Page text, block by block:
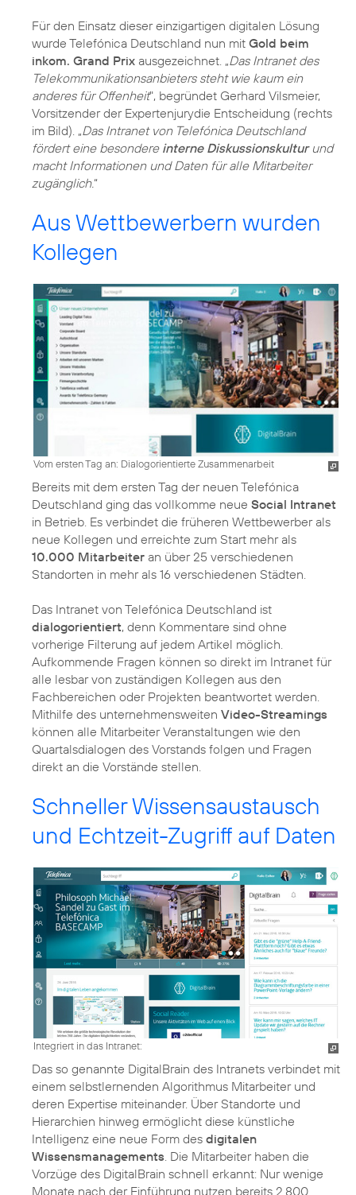
Für den Einsatz dieser einzigartigen digitalen Lösung
wurde Telefónica Deutschland nun mit Gold beim
inkom. Grand Prix ausgezeichnet. „Das Intranet des
Telekommunikationsanbieters steht wie kaum ein
anderes für Offenheit", begründet Gerhard Vilsmeier,
Vorsitzender der Expertenjurydie Entscheidung (rechts
im Bild). „Das Intranet von Telefónica Deutschland
fördert eine besondere interne Diskussionskulturund
macht Informationen und Daten für alle Mitarbeiter
zugänglich.“
Aus Wettbewerbern wurden
Kollegen
Vom ersten Tag an: Dialogorientierte Zusammenarbeit
Bereits mit dem ersten Tag der neuen Telefónica
Deutschland ging das vollkomme neue Social Intranet
in Betrieb. Es verbindet die früheren Wettbewerber als
neue Kollegen und erreichte zum Start mehr als
10.000 Mitarbeiter an über 25 verschiedenen
Standorten in mehr als 16 verschiedenen Städten.
Das Intranet von Telefónica Deutschland ist
dialogorientiert, denn Kommentare sind ohne
vorherige Filterung auf jedem Artikel möglich.
Aufkommende Fragen können so direkt im Intranet für
alle lesbar von zuständigen Kollegen aus den
Fachbereichen oder Projekten beantwortet werden.
Mithilfe des unternehmensweiten Video-Streamings
können alle Mitarbeiter Veranstaltungen wie den
Quartalsdialogen des Vorstands folgen und Fragen
direkt an die Vorstände stellen.
Schneller Wissensaustausch
und Echtzeit-Zugriff auf Daten
Integriert in das Intranet:
Das so genannte DigitalBrain des Intranets verbindet mit
einem selbstlernenden Algorithmus Mitarbeiter und
deren Expertise miteinander. Über Standorte und
Hierarchien hinweg ermöglicht diese künstliche
Intelligenz eine neue Form des digitalen
Wissensmanagements. Die Mitarbeiter haben die
Vorzüge des DigitalBrain schnell erkannt: Nur wenige
Monate nach der Einführung nutzen bereits 2.800